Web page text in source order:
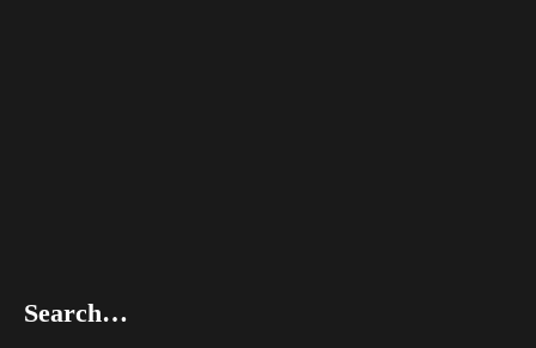
Search…